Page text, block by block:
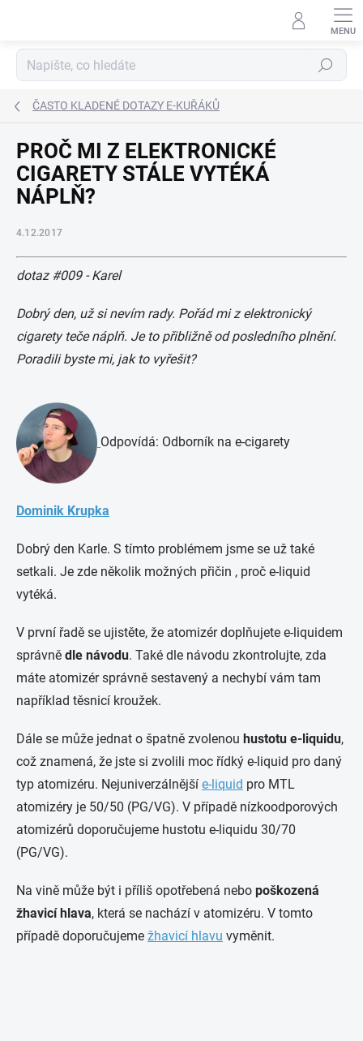
Hledat
ČASTO KLADENÉ DOTAZY E-KUŘÁKŮ
PROČ MI Z ELEKTRONICKÉ
CIGARETY STÁLE VYTÉKÁ
NÁPLŇ?
4.12.2017
dotaz #009 - Karel
Dobrý den, už si nevím rady. Pořád mi z elektronický
cigarety teče náplň. Je to přibližně od posledního plnění.
Poradili byste mi, jak to vyřešit?
Odpovídá: Odborník na e-cigarety
Dominik Krupka
Dobrý den Karle. S tímto problémem jsme se už také
setkali. Je zde několik možných přičin , proč e-liquid
vytéká.
V první řadě se ujistěte, že atomizér doplňujete e-liquidem
správně dle návodu. Také dle návodu zkontrolujte, zda
máte atomizér správně sestavený a nechybí vám tam
například těsnicí kroužek.
Dále se může jednat o špatně zvolenou hustotu e-liquidu,
což znamená, že jste si zvolili moc řídký e-liquid pro daný
typ atomizéru. Nejuniverzálnější e-liquid pro MTL
atomizéry je 50/50 (PG/VG). V případě nízkoodporových
atomizérů doporučujeme hustotu e-liquidu 30/70
(PG/VG).
Na vině může být i příliš opotřebená nebo poškozená
žhavicí hlava, která se nachází v atomizéru. V tomto
případě doporučujeme žhavicí hlavu vyměnit.